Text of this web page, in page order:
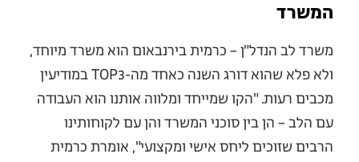
המשרד
משרד לב הנדל"ן – כרמית בירנבאום הוא משרד מיוחד,
ולא פלא שהוא דורג השנה כאחד מה-TOP3 במודיעין
מכבים רעות. "הקו שמייחד ומלווה אותנו הוא העבודה
עם הלב – הן בין סוכני המשרד והן עם לקוחותינו
הרבים שזוכים ליחס אישי ומקצועי", אומרת כרמית